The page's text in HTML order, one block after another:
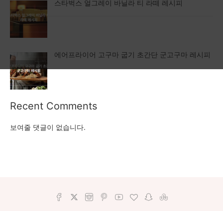
스타벅스 얼그레이 바닐라 티 라떼 레시피
에어프라이어 고구마 굽기 초간단 군고구마 레시피
Recent Comments
보여줄 댓글이 없습니다.